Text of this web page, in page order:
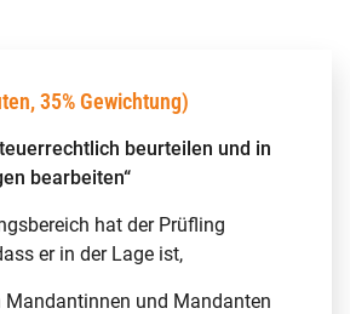
35% Gewichtung)
beurteilen und in
bearbeiten“
hat der Prüfling
er in der Lage ist,
Mandantinnen und Mandanten